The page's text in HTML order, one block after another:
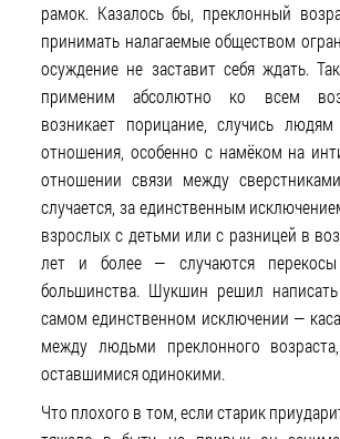
рамок. Казалось бы, преклонный
принимать налагаемые обществом
осуждение не заставит себя ждать.
применим абсолютно ко всем
возникает порицание, случись
отношения, особенно с намёком на
отношении связи между
случается, за единственным
взрослых с детьми или с разницей в
лет и более — случаются
большинства. Шукшин решил
самом единственном исключении —
между людьми преклонного
оставшимися одинокими.
Что плохого в том, если старик